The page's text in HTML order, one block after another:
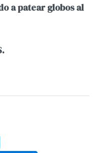
a patear globos al